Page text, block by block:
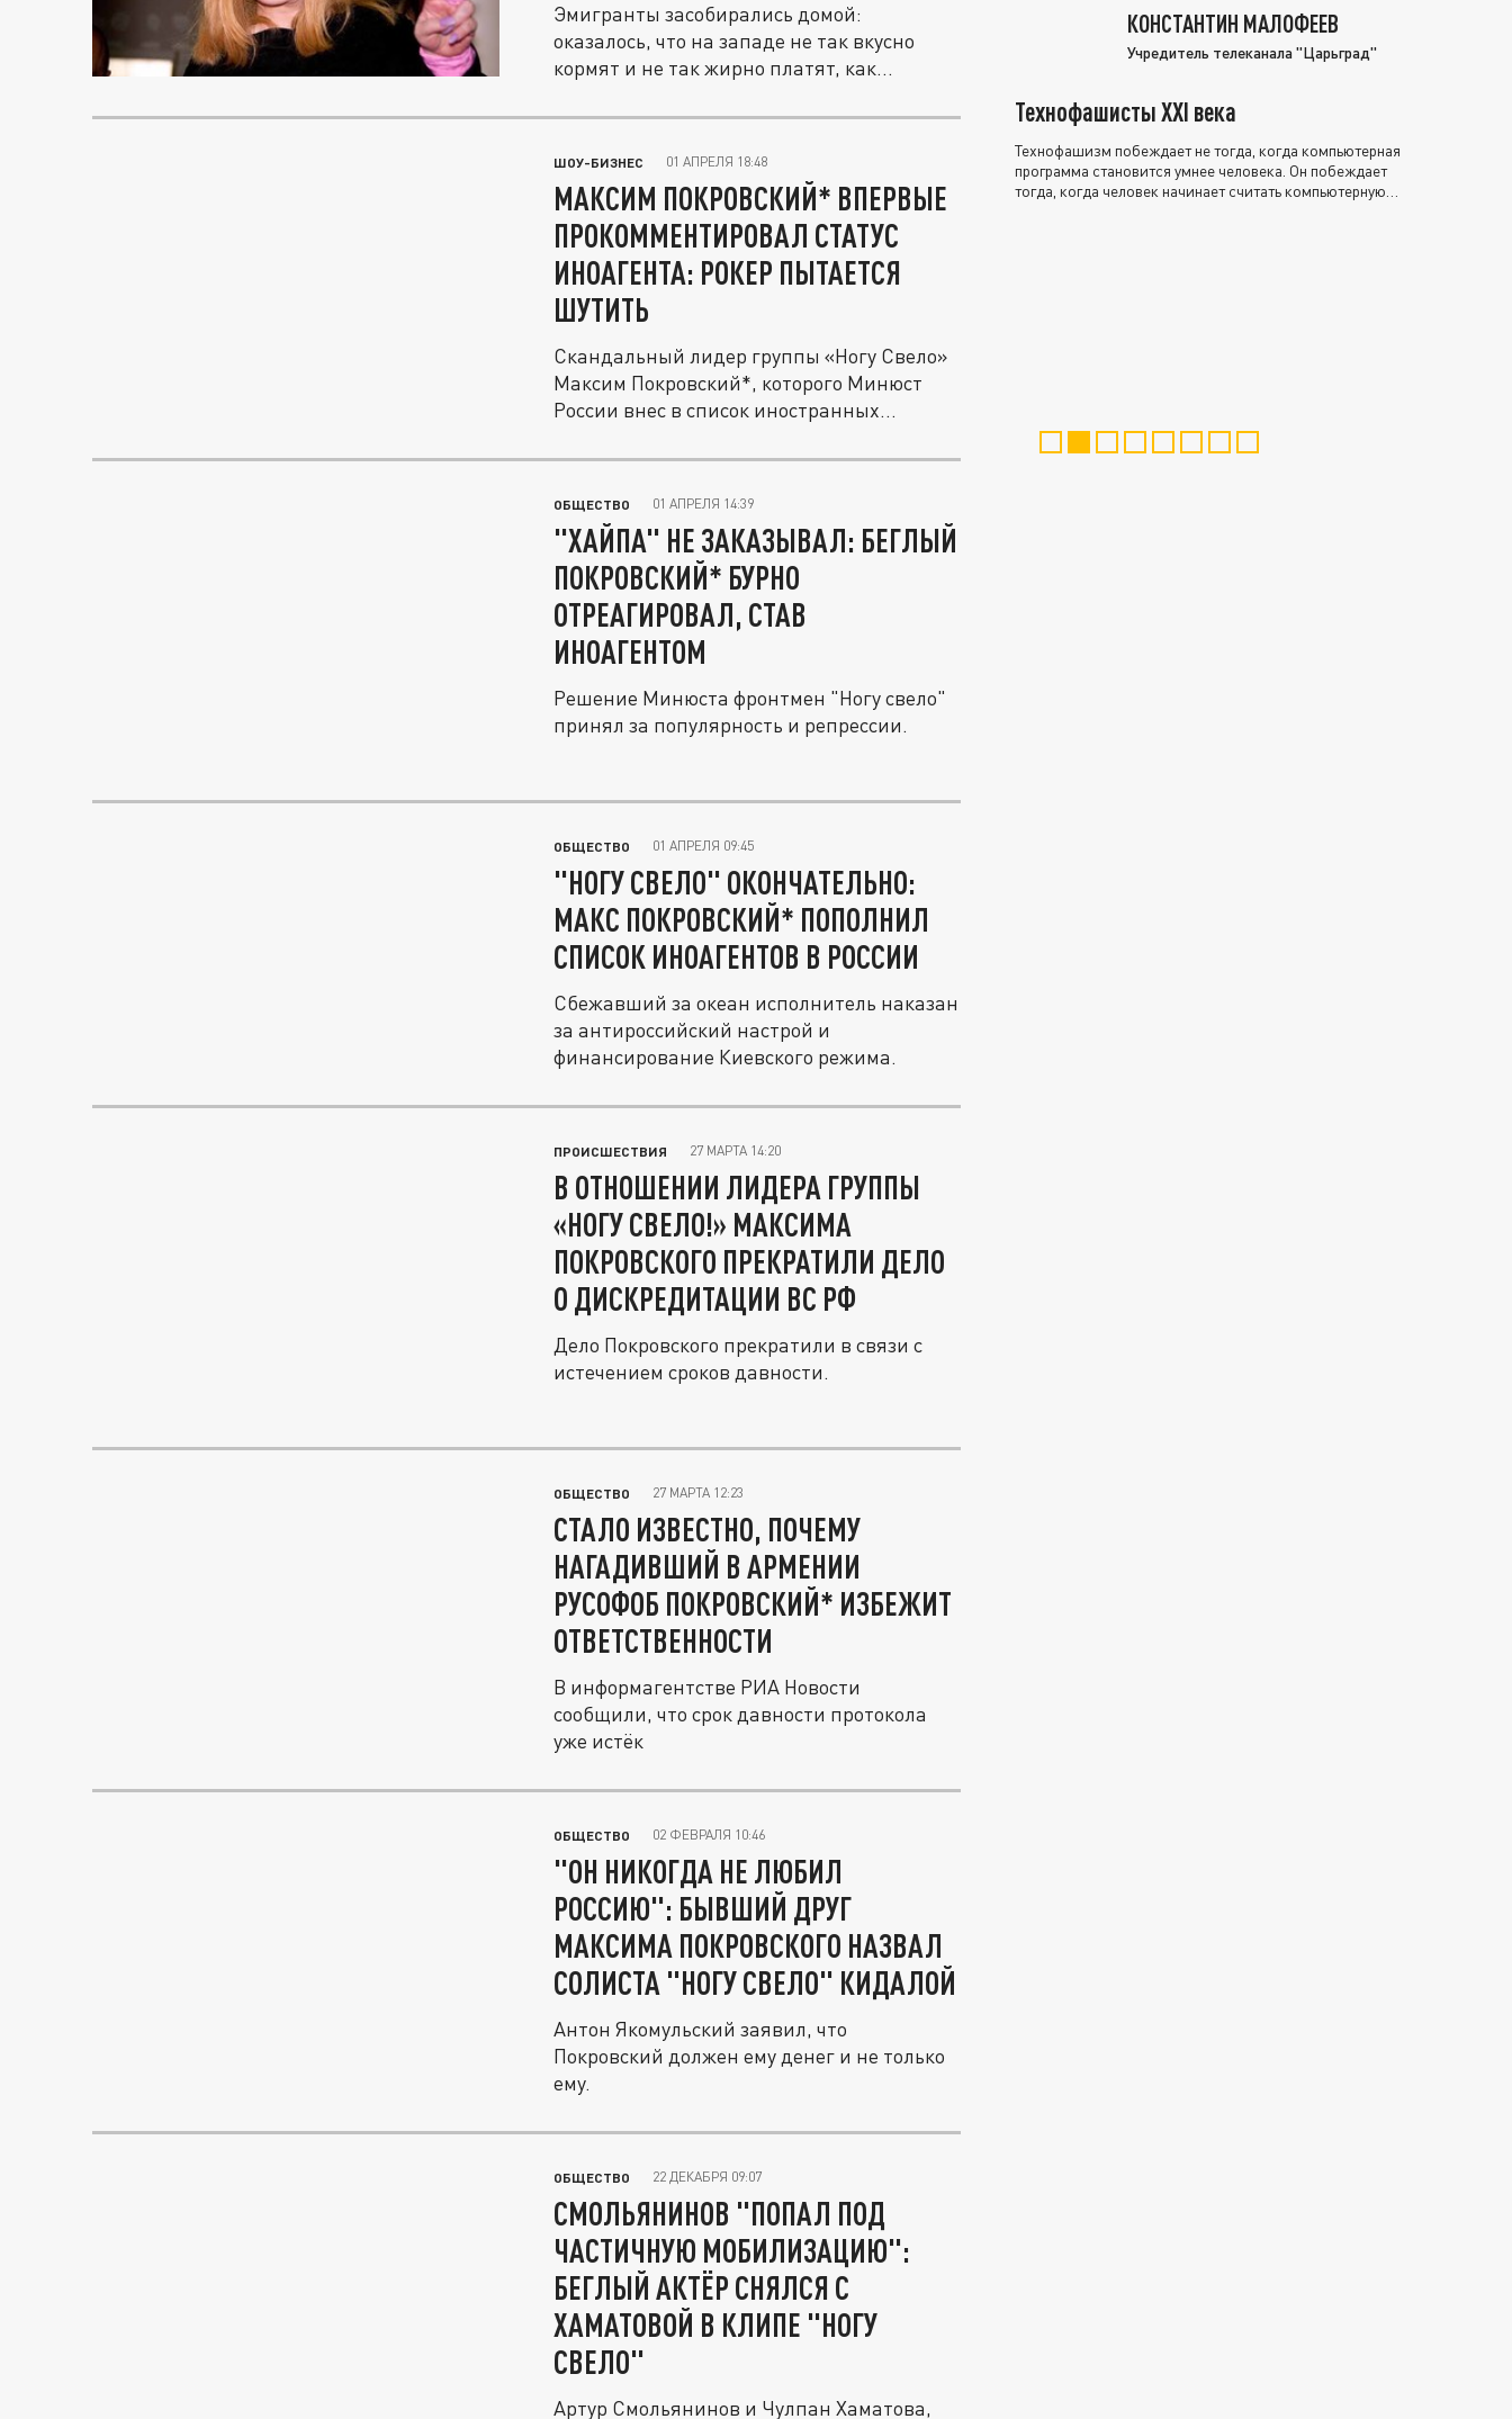
Эмигранты засобирались домой:
оказалось, что на западе не так вкусно
кормят и не так жирно платят, как...
ШОУ-БИЗНЕС 01 АПРЕЛЯ 18:48
МАКСИМ ПОКРОВСКИЙ* ВПЕРВЫЕ
ПРОКОММЕНТИРОВАЛ СТАТУС
ИНОАГЕНТА: РОКЕР ПЫТАЕТСЯ
ШУТИТЬ
Скандальный лидер группы «Ногу Свело»
Максим Покровский*, которого Минюст
России внес в список иностранных...
ОБЩЕСТВО 01 АПРЕЛЯ 14:39
"ХАЙПА" НЕ ЗАКАЗЫВАЛ: БЕГЛЫЙ
ПОКРОВСКИЙ* БУРНО
ОТРЕАГИРОВАЛ, СТАВ
ИНОАГЕНТОМ
Решение Минюста фронтмен "Ногу свело"
принял за популярность и репрессии.
ОБЩЕСТВО 01 АПРЕЛЯ 09:45
"НОГУ СВЕЛО" ОКОНЧАТЕЛЬНО:
МАКС ПОКРОВСКИЙ* ПОПОЛНИЛ
СПИСОК ИНОАГЕНТОВ В РОССИИ
Сбежавший за океан исполнитель наказан
за антироссийский настрой и
финансирование Киевского режима.
ПРОИСШЕСТВИЯ 27 МАРТА 14:20
В ОТНОШЕНИИ ЛИДЕРА ГРУППЫ
«НОГУ СВЕЛО!» МАКСИМА
ПОКРОВСКОГО ПРЕКРАТИЛИ ДЕЛО
О ДИСКРЕДИТАЦИИ ВС РФ
Дело Покровского прекратили в связи с
истечением сроков давности.
ОБЩЕСТВО 27 МАРТА 12:23
СТАЛО ИЗВЕСТНО, ПОЧЕМУ
НАГАДИВШИЙ В АРМЕНИИ
РУСОФОБ ПОКРОВСКИЙ* ИЗБЕЖИТ
ОТВЕТСТВЕННОСТИ
В информагентстве РИА Новости
сообщили, что срок давности протокола
уже истёк
ОБЩЕСТВО 02 ФЕВРАЛЯ 10:46
"ОН НИКОГДА НЕ ЛЮБИЛ
РОССИЮ": БЫВШИЙ ДРУГ
МАКСИМА ПОКРОВСКОГО НАЗВАЛ
СОЛИСТА "НОГУ СВЕЛО" КИДАЛОЙ
Антон Якомульский заявил, что
Покровский должен ему денег и не только
ему.
ОБЩЕСТВО 22 ДЕКАБРЯ 09:07
СМОЛЬЯНИНОВ "ПОПАЛ ПОД
ЧАСТИЧНУЮ МОБИЛИЗАЦИЮ":
БЕГЛЫЙ АКТЁР СНЯЛСЯ С
ХАМАТОВОЙ В КЛИПЕ "НОГУ
СВЕЛО"
Артур Смольянинов и Чулпан Хаматова,
КОНСТАНТИН МАЛОФЕЕВ
Учредитель телеканала "Царьград"
Технофашисты XXI века
Технофашизм побеждает не тогда, когда компьютерная
программа становится умнее человека. Он побеждает
тогда, когда человек начинает считать компьютерную